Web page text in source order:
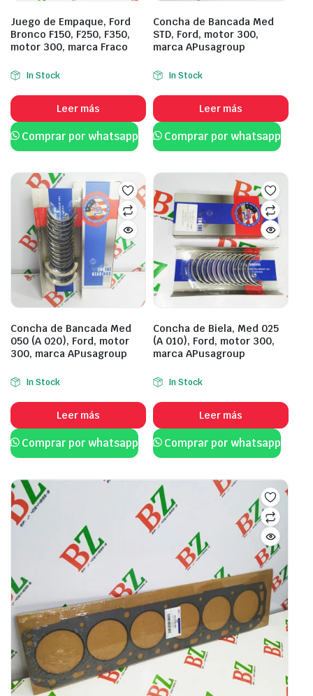
Juego de Empaque, Ford
Bronco F150, F250, F350,
motor 300, marca Fraco
In Stock
Leer más
Comprar por whatsapp
Concha de Bancada Med
STD, Ford, motor 300,
marca APusagroup
In Stock
Leer más
Comprar por whatsapp
Concha de Bancada Med
050 (A 020), Ford, motor
300, marca APusagroup
In Stock
Leer más
Comprar por whatsapp
Concha de Biela, Med 025
(A 010), Ford, motor 300,
marca APusagroup
In Stock
Leer más
Comprar por whatsapp